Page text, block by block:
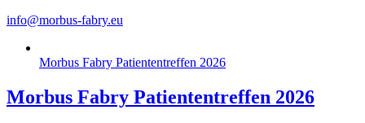
info@morbus-fabry.eu
Morbus Fabry Patiententreffen 2026
Morbus Fabry Patiententreffen 2026